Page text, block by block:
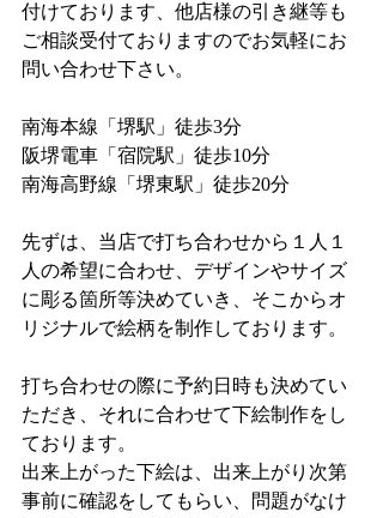
付けております、他店様の引き継等も
ご相談受付ておりますのでお気軽にお
問い合わせ下さい。
南海本線「堺駅」徒歩3分
阪堺電車「宿院駅」徒歩10分
南海高野線「堺東駅」徒歩20分
先ずは、当店で打ち合わせから１人１
人の希望に合わせ、デザインやサイズ
に彫る箇所等決めていき、そこからオ
リジナルで絵柄を制作しております。
打ち合わせの際に予約日時も決めてい
ただき、それに合わせて下絵制作をし
ております。
出来上がった下絵は、出来上がり次第
事前に確認をしてもらい、問題がなけ